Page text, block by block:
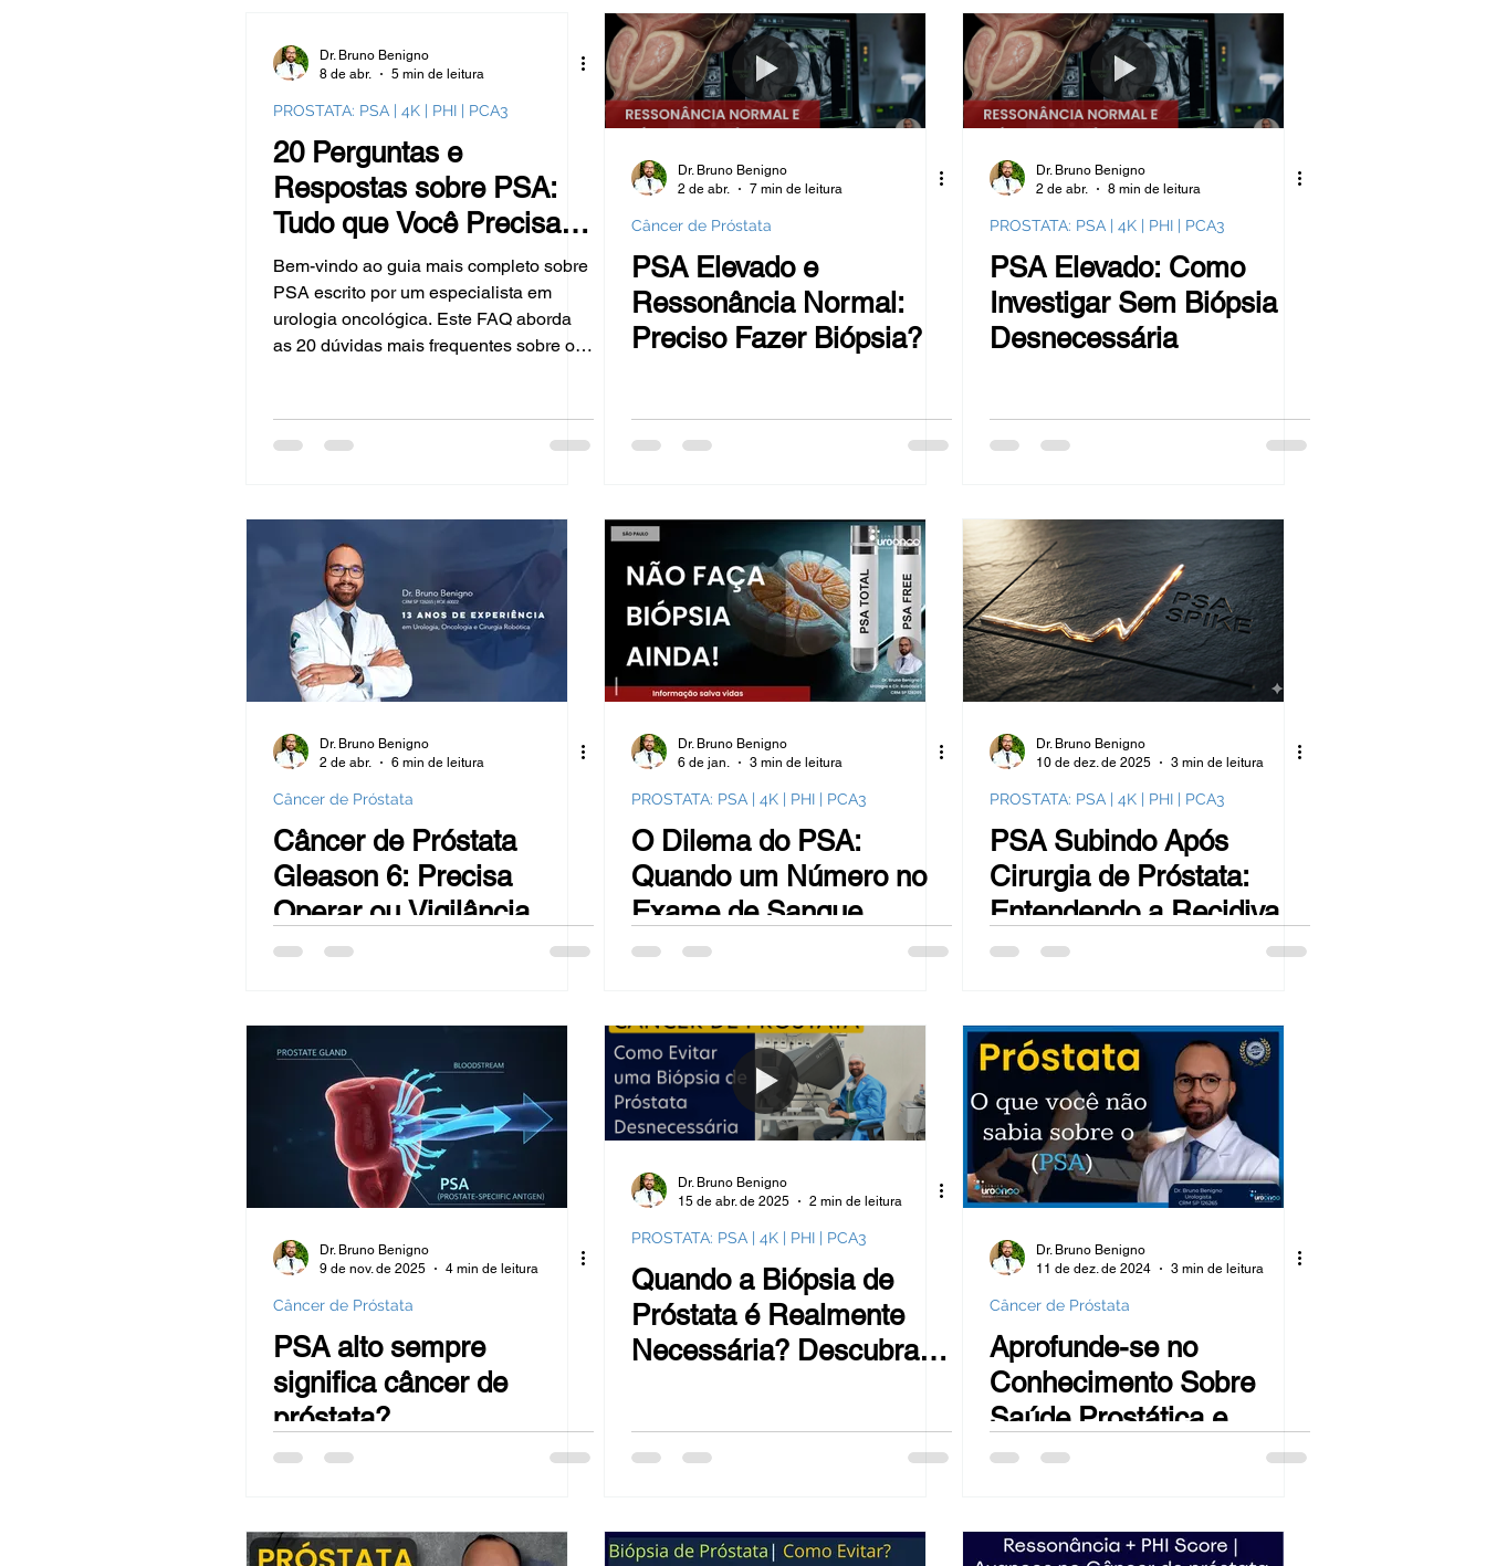
Reversão de Vasectomia imunoterapia Câncer de rim
Dr. Bruno Benigno
8 de abr.
5 min de leitura
PROSTATA: PSA | 4K | PHI | PCA3
20 Perguntas e
Respostas sobre PSA:
Tudo que Você Precisa
Saber — Dr. Bruno
Benigno
Bem-vindo ao guia mais completo sobre
PSA escrito por um especialista em
urologia oncológica. Este FAQ aborda
as 20 dúvidas mais frequentes sobre o
e como interpretar os resultados. Se
você tem dúvidas sobre PSA, próstata
Antígeno Prostático Específico) é uma
proteína produzida pela próst
Dr. Bruno Benigno
2 de abr.
7 min de leitura
Câncer de Próstata
PSA Elevado e
Ressonância Normal:
Preciso Fazer Biópsia?
Dr. Bruno Benigno
2 de abr.
8 min de leitura
PROSTATA: PSA | 4K | PHI | PCA3
PSA Elevado: Como
Investigar Sem Biópsia
Desnecessária
Dr. Bruno Benigno
2 de abr.
6 min de leitura
Câncer de Próstata
Câncer de Próstata
Gleason 6: Precisa
Operar ou Vigilância
Ativa?
Dr. Bruno Benigno
6 de jan.
3 min de leitura
PROSTATA: PSA | 4K | PHI | PCA3
O Dilema do PSA:
Quando um Número no
Exame de Sangue
Esconde a Verdade
Próstata
Dr. Bruno Benigno
10 de dez. de 2025
3 min de leitura
PROSTATA: PSA | 4K | PHI | PCA3
PSA Subindo Após
Cirurgia de Próstata:
Entendendo a Recidiva e
o Tratamento de Resgate
Dr. Bruno Benigno
9 de nov. de 2025
4 min de leitura
Câncer de Próstata
PSA alto sempre
significa câncer de
próstata?
Dr. Bruno Benigno
15 de abr. de 2025
2 min de leitura
PROSTATA: PSA | 4K | PHI | PCA3
Quando a Biópsia de
Próstata é Realmente
Necessária? Descubra o
Dr. Bruno Benigno
11 de dez. de 2024
3 min de leitura
Câncer de Próstata
Aprofunde-se no
Conhecimento Sobre
Saúde Prostática e
Preserve Seu Bem-Estar